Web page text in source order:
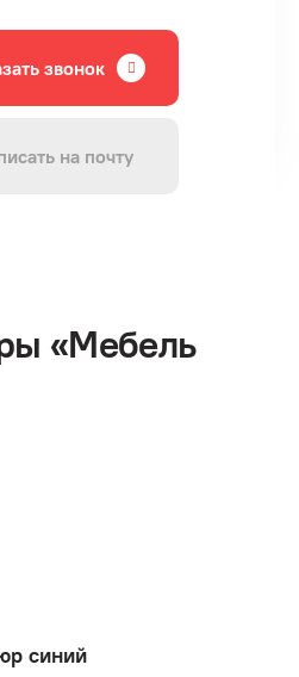
звонок
на почту
«Мебель
синий